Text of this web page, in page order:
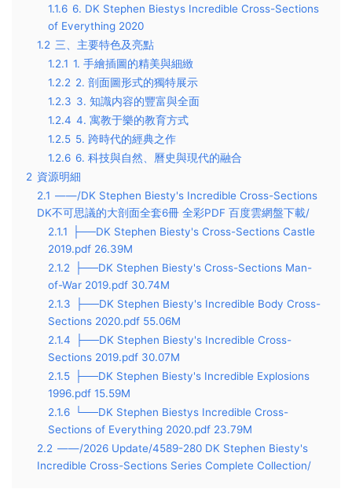
1.1.6 6. DK Stephen Biestys Incredible Cross-Sections
of Everything 2020
1.2 三、主要特色及亮點
1.2.1 1. 手繪插圖的精美與細緻
1.2.2 2. 剖面圖形式的獨特展示
1.2.3 3. 知識内容的豐富與全面
1.2.4 4. 寓教于樂的教育方式
1.2.5 5. 跨時代的經典之作
1.2.6 6. 科技與自然、曆史與現代的融合
2 資源明細
2.1 ——/DK Stephen Biesty's Incredible Cross-Sections
DK不可思議的大剖面全套6冊 全彩PDF 百度雲網盤下載/
2.1.1
├──DK Stephen Biesty's Cross-Sections Castle
2019.pdf 26.39M
2.1.2
├──DK Stephen Biesty's Cross-Sections Man-
of-War 2019.pdf 30.74M
2.1.3
├──DK Stephen Biesty's Incredible Body Cross-
Sections 2020.pdf 55.06M
2.1.4
├──DK Stephen Biesty's Incredible Cross-
Sections 2019.pdf 30.07M
2.1.5
├──DK Stephen Biesty's Incredible Explosions
1996.pdf 15.59M
2.1.6
└──DK Stephen Biestys Incredible Cross-
Sections of Everything 2020.pdf 23.79M
2.2 ——/2026 Update/4589-280 DK Stephen Biesty's
Incredible Cross-Sections Series Complete Collection/